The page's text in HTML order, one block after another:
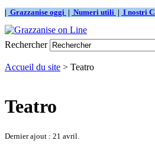
| Grazzanise oggi | Numeri utili | I nostri
Rechercher
Accueil du site > Teatro
Teatro
Dernier ajout : 21 avril.